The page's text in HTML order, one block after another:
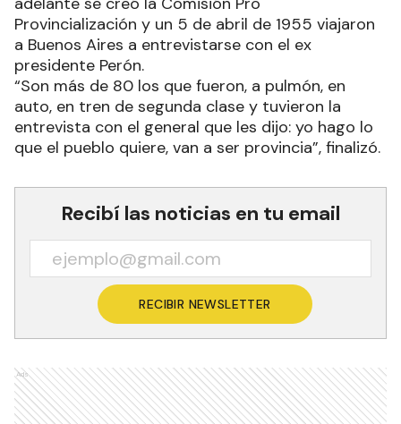
Provincialización y un 5 de abril de 1955 viajaron
a Buenos Aires a entrevistarse con el ex
presidente Perón.
“Son más de 80 los que fueron, a pulmón, en
auto, en tren de segunda clase y tuvieron la
entrevista con el general que les dijo: yo hago lo
que el pueblo quiere, van a ser provincia”, finalizó.
Recibí las noticias en tu email
RECIBIR NEWSLETTER
Ads